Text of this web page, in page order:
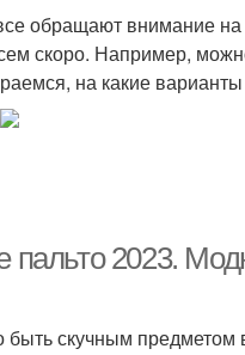
обращают внимание
скоро. Например,
на какие
пальто 2023.
быть скучным